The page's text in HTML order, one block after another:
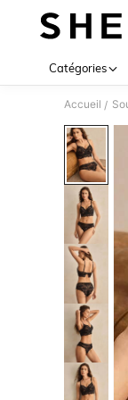
Catégories
Accueil /